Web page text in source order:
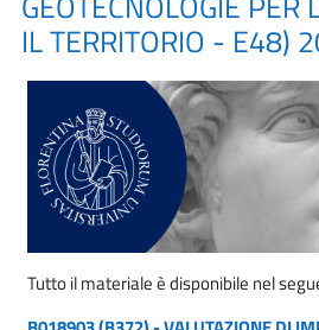
IL TERRITORIO - E48)
Tutto il materiale è disponibile nel